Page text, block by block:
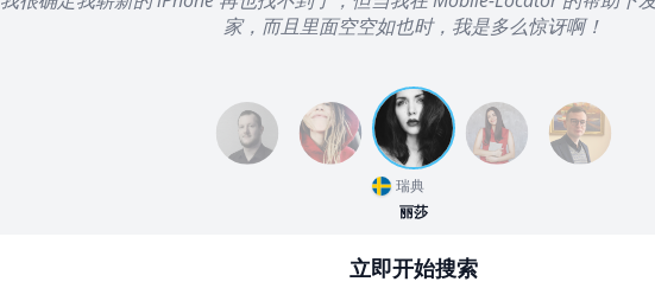
家，而且里面空空如也时，我是多么惊讶啊！
瑞典
丽莎
立即开始搜索